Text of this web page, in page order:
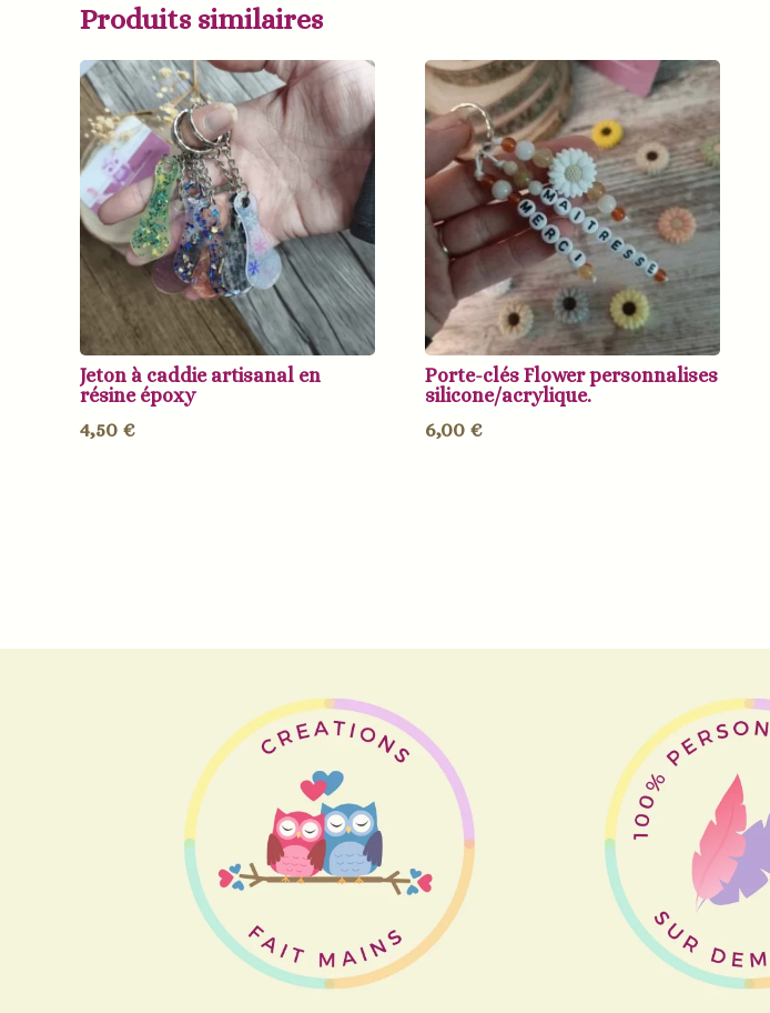
Produits similaires
Jeton à caddie artisanal en
résine époxy
4,50 €
Porte-clés Flower personnalises
silicone/acrylique.
6,00 €